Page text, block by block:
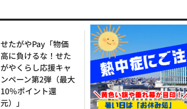
せたがやPay「物価
高に負けるな！せた
がやくらし応援キャ
ンペーン第2弾（最大
10％ポイント還
元）」